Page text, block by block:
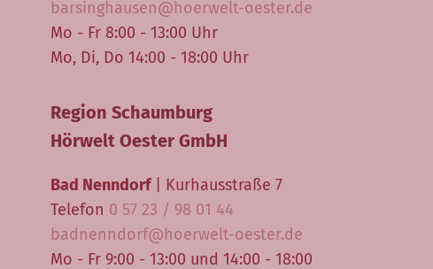
barsinghausen@hoerwelt-oester.de
Mo - Fr 8:00 - 13:00 Uhr
Mo, Di, Do 14:00 - 18:00 Uhr
Region Schaumburg
Hörwelt Oester GmbH
Bad Nenndorf| Kurhausstraße 7
Telefon 0 57 23 / 98 01 44
badnenndorf@hoerwelt-oester.de
Mo - Fr 9:00 - 13:00 und 14:00 - 18:00